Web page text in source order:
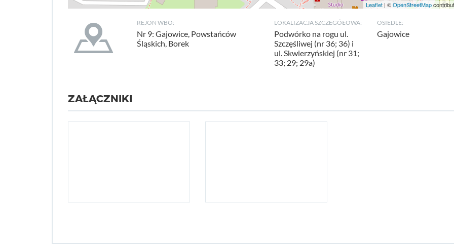
Leaflet| ©OpenStreetMap
REJON WBO:
Nr 9: Gajowice, Powstańców
Śląskich, Borek
LOKALIZACJA SZCZEGÓŁOWA:
Podwórko na rogu ul.
Szczęśliwej (nr 36; 36) i
ul. Skwierzyńskiej (nr 31;
33; 29; 29a)
OSIEDLE:
Gajowice
ZAŁĄCZNIKI